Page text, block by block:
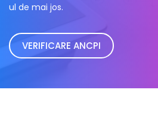
ul de mai jos.
VERIFICARE ANCPI